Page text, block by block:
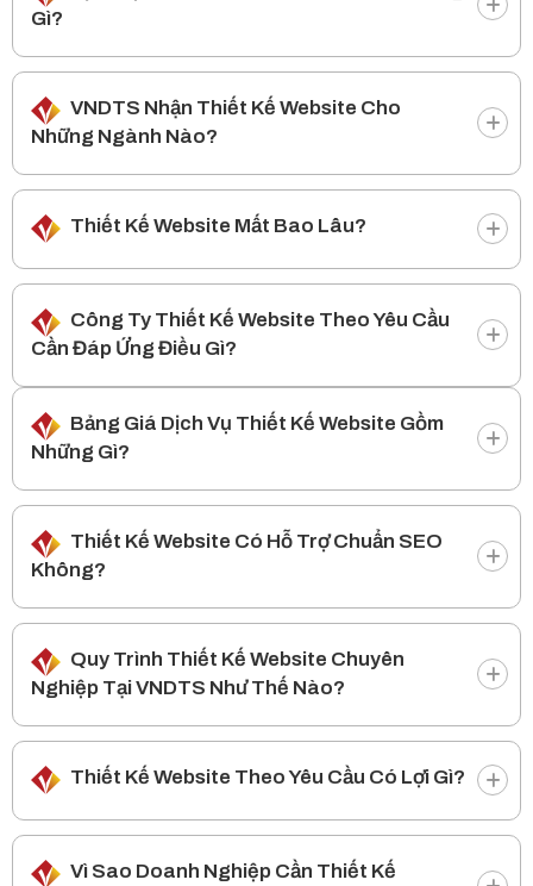
Gì?
VNDTS Nhận Thiết Kế Website Cho
Những Ngành Nào?
Thiết Kế Website Mất Bao Lâu?
Công Ty Thiết Kế Website Theo Yêu Cầu
Cần Đáp Ứng Điều Gì?
Bảng Giá Dịch Vụ Thiết Kế Website Gồm
Những Gì?
Thiết Kế Website Có Hỗ Trợ Chuẩn SEO
Không?
Quy Trình Thiết Kế Website Chuyên
Nghiệp Tại VNDTS Như Thế Nào?
Thiết Kế Website Theo Yêu Cầu Có Lợi Gì?
Vì Sao Doanh Nghiệp Cần Thiết Kế